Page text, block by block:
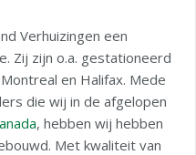
Verhuizingen een
Zij zijn o.a. gestationeerd
en Halifax. Mede
die wij in de afgelopen
, hebben wij hebben
Met kwaliteit van